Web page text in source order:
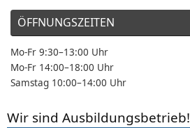
ÖFFNUNGSZEITEN
Mo-Fr 9:30–13:00 Uhr
Mo-Fr 14:00–18:00 Uhr
Samstag 10:00–14:00 Uhr
Wir sind Ausbildungsbetrieb!